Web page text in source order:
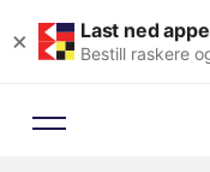
× Last ned
Bestill raskere